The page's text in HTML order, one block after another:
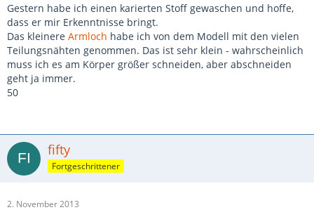
Gestern habe ich einen karierten Stoff gewaschen und hoffe,
dass er mir Erkenntnisse bringt.
Das kleinere Armloch habe ich von dem Modell mit den vielen
Teilungsnähten genommen. Das ist sehr klein - wahrscheinlich
muss ich es am Körper größer schneiden, aber abschneiden
geht ja immer.
50
fifty
Fortgeschrittener
2. November 2013